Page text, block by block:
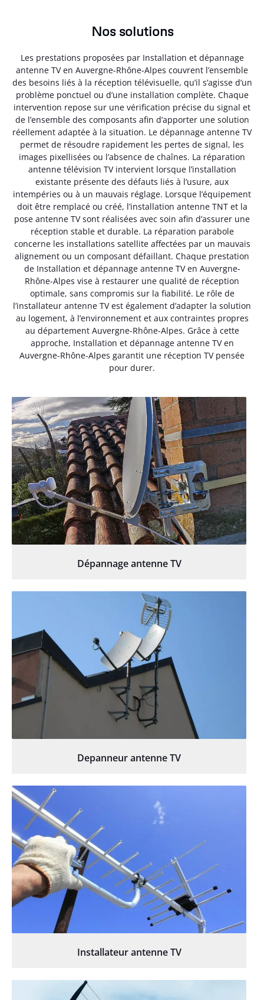
Nos solutions
Les prestations proposées par Installation et dépannage
antenne TV en Auvergne-Rhône-Alpes couvrent l’ensemble
des besoins liés à la réception télévisuelle, qu’il s’agisse d’un
problème ponctuel ou d’une installation complète. Chaque
intervention repose sur une vérification précise du signal et
de l’ensemble des composants afin d’apporter une solution
réellement adaptée à la situation. Le dépannage antenne TV
permet de résoudre rapidement les pertes de signal, les
images pixellisées ou l’absence de chaînes. La réparation
antenne télévision TV intervient lorsque l’installation
existante présente des défauts liés à l’usure, aux
intempéries ou à un mauvais réglage. Lorsque l’équipement
doit être remplacé ou créé, l’installation antenne TNT et la
pose antenne TV sont réalisées avec soin afin d’assurer une
réception stable et durable. La réparation parabole
concerne les installations satellite affectées par un mauvais
alignement ou un composant défaillant. Chaque prestation
de Installation et dépannage antenne TV en Auvergne-
Rhône-Alpes vise à restaurer une qualité de réception
optimale, sans compromis sur la fiabilité. Le rôle de
l’installateur antenne TV est également d’adapter la solution
au logement, à l’environnement et aux contraintes propres
au département Auvergne-Rhône-Alpes. Grâce à cette
approche, Installation et dépannage antenne TV en
Auvergne-Rhône-Alpes garantit une réception TV pensée
pour durer.
Dépannage antenne TV
Depanneur antenne TV
Installateur antenne TV